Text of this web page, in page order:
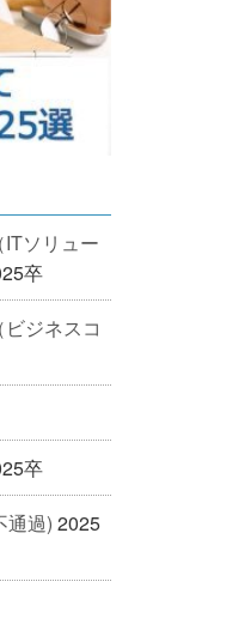
ソリュー
卒
ジネスコ
卒
通過) 2025